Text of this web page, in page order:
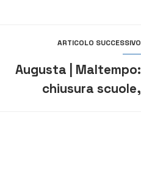
ARTICOLO SUCCESSIVO
Augusta | Maltempo:
chiusura scuole,